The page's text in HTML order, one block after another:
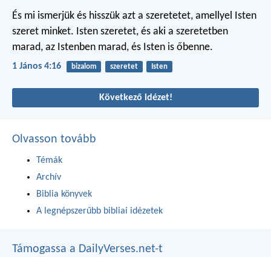
És mi ismerjük és hisszük azt a szeretetet, amellyel Isten
szeret minket. Isten szeretet, és aki a szeretetben
marad, az Istenben marad, és Isten is őbenne.
1 János 4:16 bizalom szeretet Isten
Következő idézet!
Olvasson tovább
Témák
Archív
Biblia könyvek
A legnépszerűbb bibliai idézetek
Támogassa a DailyVerses.net-t